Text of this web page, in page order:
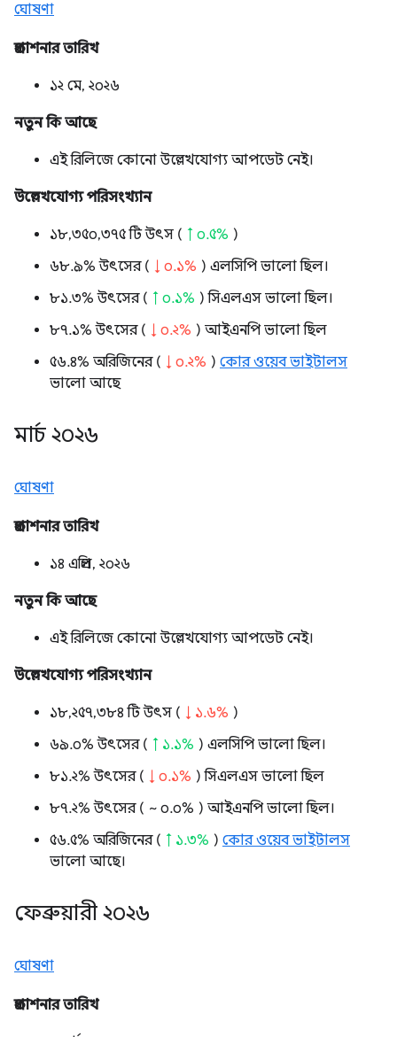
ঘোষণা
প্রকাশনার তারিখ
১২ মে, ২০২৬
নতুন কি আছে
এই রিলিজে কোনো উল্লেখযোগ্য আপডেট নেই।
উল্লেখযোগ্য পরিসংখ্যান
১৮,৩৫০,৩৭৫ টি উৎস ( ↑ ০.৫% )
৬৮.৯% উৎসের ( ↓ ০.১% ) এলসিপি ভালো ছিল।
৮১.৩% উৎসের ( ↑ ০.১% ) সিএলএস ভালো ছিল।
৮৭.১% উৎসের ( ↓ ০.২% ) আইএনপি ভালো ছিল
৫৬.৪% অরিজিনের ( ↓ ০.২% ) কোর ওয়েব ভাইটালস
ভালো আছে
মার্চ ২০২৬
ঘোষণা
প্রকাশনার তারিখ
১৪ এপ্রিল, ২০২৬
নতুন কি আছে
এই রিলিজে কোনো উল্লেখযোগ্য আপডেট নেই।
উল্লেখযোগ্য পরিসংখ্যান
১৮,২৫৭,৩৮৪ টি উৎস ( ↓ ১.৬% )
৬৯.০% উৎসের ( ↑ ১.১% ) এলসিপি ভালো ছিল।
৮১.২% উৎসের ( ↓ ০.১% ) সিএলএস ভালো ছিল
৮৭.২% উৎসের ( ~ ০.০% ) আইএনপি ভালো ছিল।
৫৬.৫% অরিজিনের ( ↑ ১.৩% ) কোর ওয়েব ভাইটালস
ভালো আছে।
ফেব্রুয়ারী ২০২৬
ঘোষণা
প্রকাশনার তারিখ